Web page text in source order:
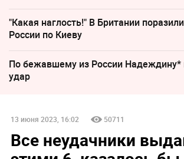
"Какая наглость!" В Британии
России по Киеву
По бежавшему из России Надеждину*
удар
13 июня 2023, 16:02 50711
Все неудачники